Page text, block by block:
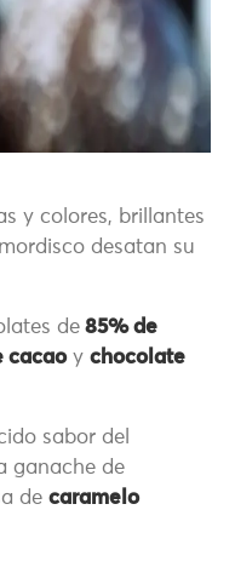
y colores, brillantes
desatan su
de 85% de
cacaoy chocolate
sabor del
ganache de
de caramelo